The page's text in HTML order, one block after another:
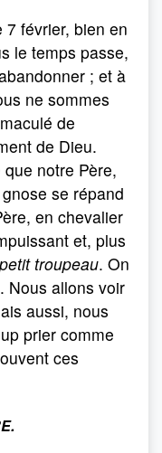
7 février, bien en
le temps passe,
; et à
ne sommes
de
de Dieu.
notre Père,
se répand
en chevalier
et, plus
troupeau. On
Nous allons voir
aussi, nous
prier comme
ces